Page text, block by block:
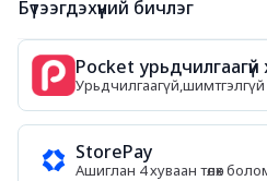
Бүтээгдэхүүний бичлэг
Pocket
Урьдчилгаагүй,шимтгэлгүй
StorePay
Ашиглан 4 хуваан төлөх